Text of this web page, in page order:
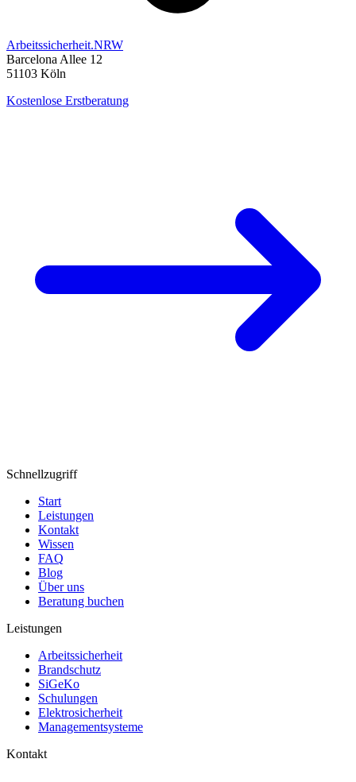
Arbeitssicherheit.NRW
Barcelona Allee 12
51103 Köln
Kostenlose Erstberatung
Schnellzugriff
Start
Leistungen
Kontakt
Wissen
FAQ
Blog
Über uns
Beratung buchen
Leistungen
Arbeitssicherheit
Brandschutz
SiGeKo
Schulungen
Elektrosicherheit
Managementsysteme
Kontakt